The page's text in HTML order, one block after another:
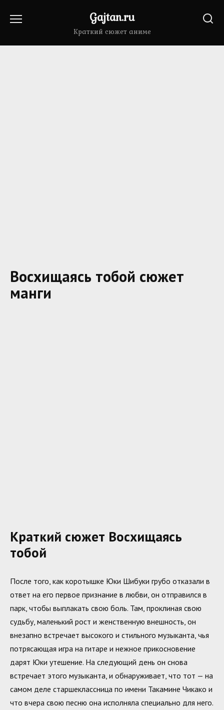
Gajtan.ru
Краткий сюжет аниме
Восхищаясь тобой сюжет
манги
Краткий сюжет Восхищаясь
тобой
После того, как коротышке Юки Шибуки грубо отказали в
ответ на его первое признание в любви, он отправился в
парк, чтобы выплакать свою боль. Там, проклиная свою
судьбу, маленький рост и женственную внешность, он
внезапно встречает высокого и стильного музыканта, чья
потрясающая игра на гитаре и нежное прикосновение
дарят Юки утешение. На следующий день он снова
встречает этого музыканта, и обнаруживает, что тот — на
самом деле старшеклассница по имени Такамине Чикако и
что вчера свою песню она исполняла специально для него.